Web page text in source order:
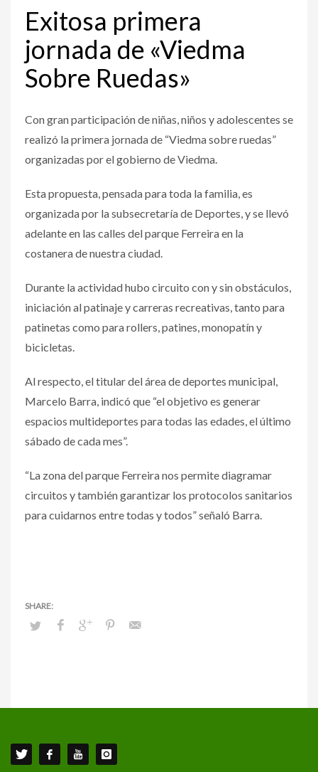
Exitosa primera
jornada de «Viedma
Sobre Ruedas»
Con gran participación de niñas, niños y adolescentes se
realizó la primera jornada de “Viedma sobre ruedas”
organizadas por el gobierno de Viedma.
Esta propuesta, pensada para toda la familia, es
organizada por la subsecretaría de Deportes, y se llevó
adelante en las calles del parque Ferreira en la
costanera de nuestra ciudad.
Durante la actividad hubo circuito con y sin obstáculos,
iniciación al patinaje y carreras recreativas, tanto para
patinetas como para rollers, patines, monopatín y
bicicletas.
Al respecto, el titular del área de deportes municipal,
Marcelo Barra, indicó que “el objetivo es generar
espacios multideportes para todas las edades, el último
sábado de cada mes”.
“La zona del parque Ferreira nos permite diagramar
circuitos y también garantizar los protocolos sanitarios
para cuidarnos entre todas y todos” señaló Barra.